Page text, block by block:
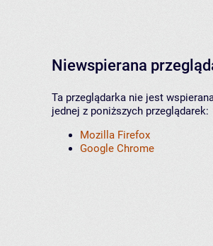
Niewspierana
Ta przeglądarka nie jest
jednej z poniższych przeglądarek:
Mozilla Firefox
Google Chrome